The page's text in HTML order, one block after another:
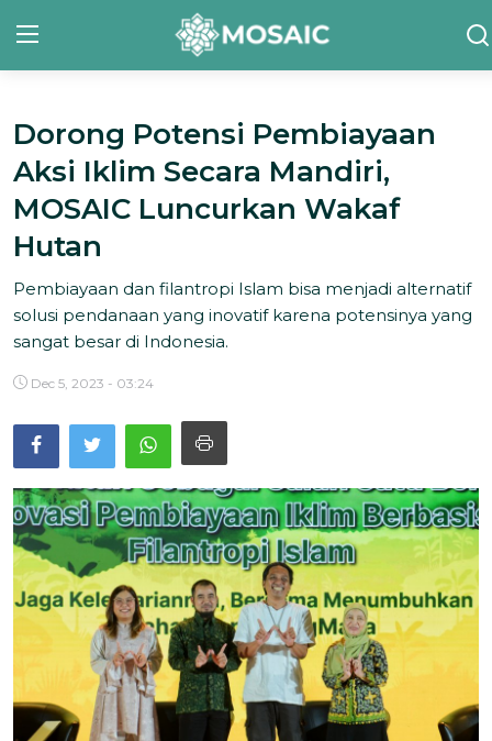
Contact
Tentang Kami
Risalah
Team Kami
Galeri
Inisiatif
Sorotan Berita
Bahasa
Dorong Potensi Pembiayaan
Aksi Iklim Secara Mandiri,
MOSAIC Luncurkan Wakaf
Hutan
Pembiayaan dan filantropi Islam bisa menjadi alternatif
solusi pendanaan yang inovatif karena potensinya yang
sangat besar di Indonesia.
Dec 5, 2023 - 03:24